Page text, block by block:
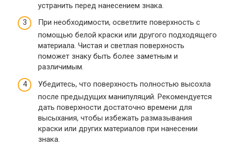
устранить перед нанесением знака.
При необходимости, осветлите поверхность с
помощью белой краски или другого подходящего
материала. Чистая и светлая поверхность
поможет знаку быть более заметным и
различимым.
Убедитесь, что поверхность полностью высохла
после предыдущих манипуляций. Рекомендуется
дать поверхности достаточно времени для
высыхания, чтобы избежать размазывания
краски или других материалов при нанесении
знака.